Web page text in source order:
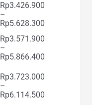
Rp3.426.900
–
Rp5.628.300
Rp3.571.900
–
Rp5.866.400
Rp3.723.000
–
Rp6.114.500